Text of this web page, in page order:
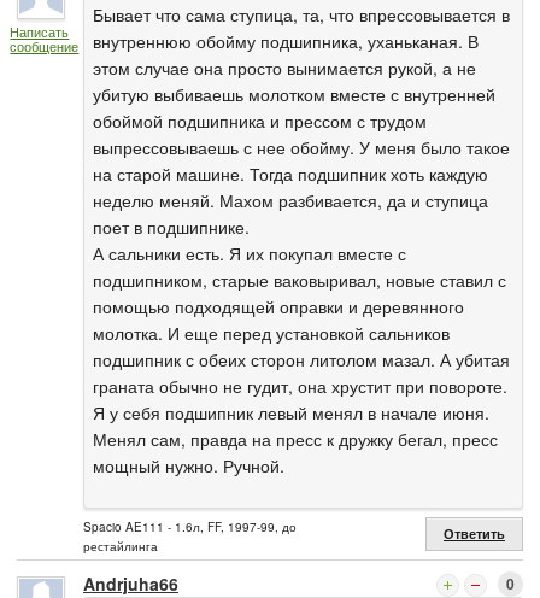
Написать
сообщение
Бывает что сама ступица, та, что впрессовывается в
внутреннюю обойму подшипника, уханьканая. В
этом случае она просто вынимается рукой, а не
убитую выбиваешь молотком вместе с внутренней
обоймой подшипника и прессом с трудом
выпрессовываешь с нее обойму. У меня было такое
на старой машине. Тогда подшипник хоть каждую
неделю меняй. Махом разбивается, да и ступица
поет в подшипнике.
А сальники есть. Я их покупал вместе с
подшипником, старые ваковыривал, новые ставил с
помощью подходящей оправки и деревянного
молотка. И еще перед установкой сальников
подшипник с обеих сторон литолом мазал. А убитая
граната обычно не гудит, она хрустит при повороте.
Я у себя подшипник левый менял в начале июня.
Менял сам, правда на пресс к дружку бегал, пресс
мощный нужно. Ручной.
Spacio AE111 - 1.6л, FF, 1997-99, до
рестайлинга
Ответить
Andrjuha66 0